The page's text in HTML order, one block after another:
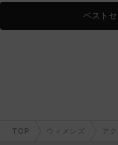
ベスト
TOP ウィメンズ ア